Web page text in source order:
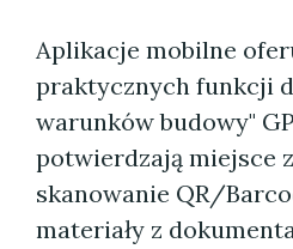
Aplikacje mobilne
praktycznych funkcji
warunków budowy"
potwierdzają miejsce
skanowanie QR/
materiały z